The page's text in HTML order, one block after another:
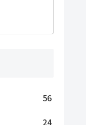
56
24